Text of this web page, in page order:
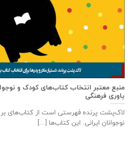
منبع معتبر انتخاب کتاب‌های کودک و
یاوری فرهنگی
لاک‌پشت پرنده فهرستی است از کتاب‌های
نوجوانان ایرانی. این کتاب‌ها [...]